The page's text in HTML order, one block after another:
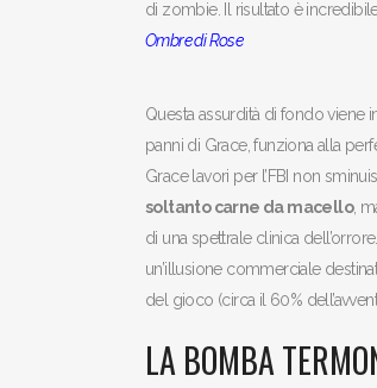
di zombie. Il risultato è
Ombre di Rose
Questa assurdità di fondo viene
panni di Grace, funziona alla
Grace lavori per l’FBI non
soltanto carne da macello,
di una spettrale clinica
un’illusione commerciale
del gioco (circa il 60%
LA BOMBA